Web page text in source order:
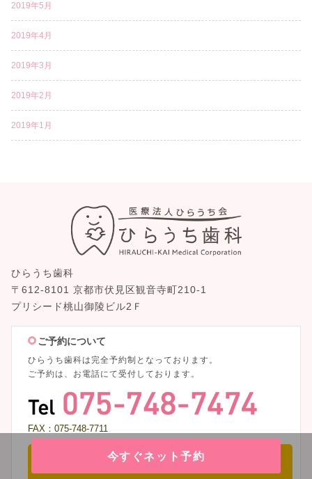
2019年5月
2019年4月
2019年3月
2019年2月
2019年1月
ひらうち歯科
〒612-8101 京都市伏見区観音寺町210-1
プリシード桃山御陵ビル2Ｆ
ご予約について
ひらうち歯科は完全予約制となっております。
ご予約は、お電話にて受付しております。
FAX：075-748-7711
電話をかける
今すぐネット予約